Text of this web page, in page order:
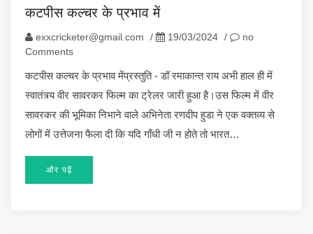
कटपीस कल्चर के प्रभाव में
exxcricketer@gmail.com / 19/03/2024 /
no
Comments
कटपीस कल्चर के प्रभाव मेंप्रस्तुति - डॉ रमाकान्त राय अभी हाल ही में
स्वातंत्र्य वीर सावरकर फिल्म का ट्रेलर जारी हुआ है।उस फिल्म में वीर
सावरकर की भूमिका निभाने वाले अभिनेता रणदीप हुडा ने एक वक्तव्य से
लोगों में उत्तेजना फैला दी कि यदि गाँधी जी न होते तो भारत…
और पढ़ें